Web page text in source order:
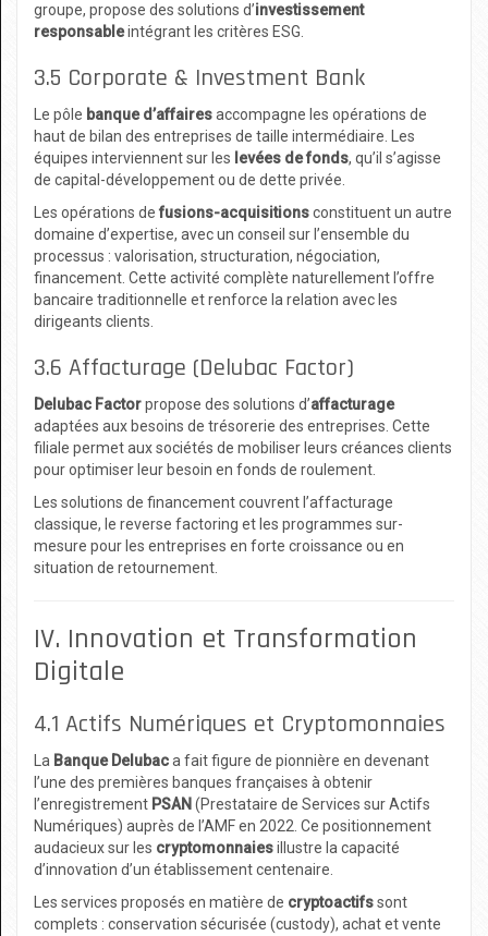
groupe, propose des solutions d’investissement
responsableintégrant les critères ESG.
3.5 Corporate & Investment Bank
Le pôle banque d’affairesaccompagne les opérations de
haut de bilan des entreprises de taille intermédiaire. Les
équipes interviennent sur les levées de fonds, qu’il s’agisse
de capital-développement ou de dette privée.
Les opérations de fusions-acquisitionsconstituent un autre
domaine d’expertise, avec un conseil sur l’ensemble du
processus : valorisation, structuration, négociation,
financement. Cette activité complète naturellement l’offre
bancaire traditionnelle et renforce la relation avec les
dirigeants clients.
3.6 Affacturage (Delubac Factor)
Delubac Factorpropose des solutions d’affacturage
adaptées aux besoins de trésorerie des entreprises. Cette
filiale permet aux sociétés de mobiliser leurs créances clients
pour optimiser leur besoin en fonds de roulement.
Les solutions de financement couvrent l’affacturage
classique, le reverse factoring et les programmes sur-
mesure pour les entreprises en forte croissance ou en
situation de retournement.
IV. Innovation et Transformation
Digitale
4.1 Actifs Numériques et Cryptomonnaies
La Banque Delubaca fait figure de pionnière en devenant
l’une des premières banques françaises à obtenir
l’enregistrement PSAN (Prestataire de Services sur Actifs
Numériques) auprès de l’AMF en 2022. Ce positionnement
audacieux sur les cryptomonnaiesillustre la capacité
d’innovation d’un établissement centenaire.
Les services proposés en matière de cryptoactifssont
complets : conservation sécurisée (custody), achat et vente